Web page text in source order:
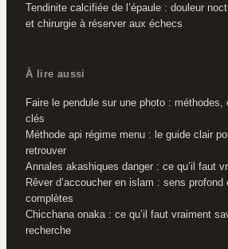
Tendinite calcifiée de l’épaule : douleur
et chirurgie à réserver aux échecs
À lire aussi
Faire le pendule sur une photo : méthodes,
clés
Méthode api régime menu : le guide clair
retrouver
Annales akashiques danger : ce qu’il faut
Rêver d’accoucher en islam : sens
complètes
Chicchana onaka : ce qu’il faut vraiment
recherche